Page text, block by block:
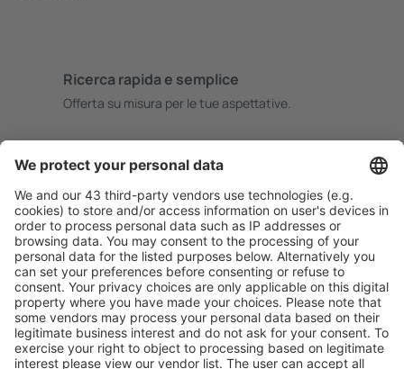
Ricerca rapida e semplice
Offerta su misura per le tue aspettative.
Pianifica in sicurezza
cancellazione gratuita.
Risparmia di più
Prezzi attraenti e offerte speciali per gli utenti registrati.
L’alloggio che ti piace
Scegli tra oltre 1,3 milioni di strutture: hotel, lodge,
appartamenti e altri.